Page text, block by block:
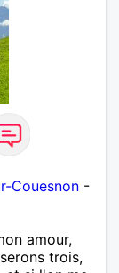
Couesnon -
amour,
trois,